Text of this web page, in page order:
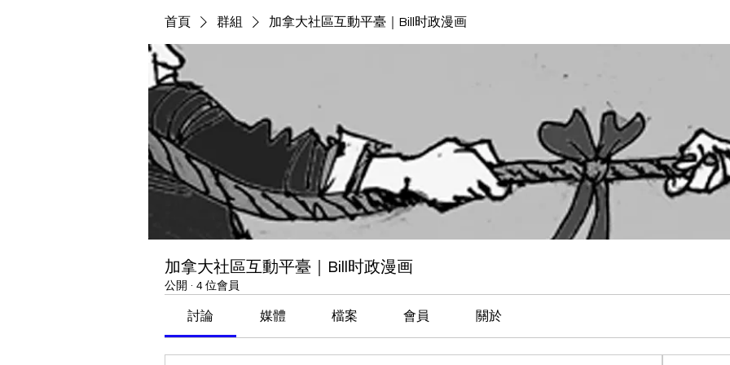
首頁 群組 加拿大社區互動平臺｜Bill时政漫画
加拿大社區互動平臺｜Bill时政漫画
公開 · 4 位會員
討論 媒體 檔案 會員 關於